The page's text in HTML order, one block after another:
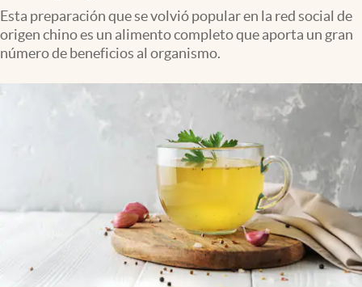
Esta preparación que se volvió popular en la red social de
origen chino es un alimento completo que aporta un gran
número de beneficios al organismo.